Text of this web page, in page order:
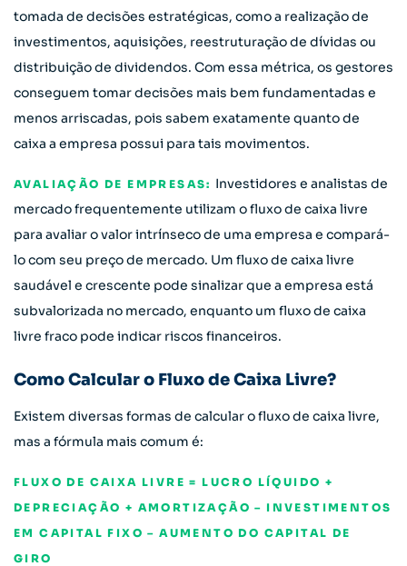
tomada de decisões estratégicas, como a realização de
investimentos, aquisições, reestruturação de dívidas ou
distribuição de dividendos. Com essa métrica, os gestores
conseguem tomar decisões mais bem fundamentadas e
menos arriscadas, pois sabem exatamente quanto de
caixa a empresa possui para tais movimentos.
AVALIAÇÃO DE EMPRESAS: Investidores e analistas de
mercado frequentemente utilizam o fluxo de caixa livre
para avaliar o valor intrínseco de uma empresa e compará-
lo com seu preço de mercado. Um fluxo de caixa livre
saudável e crescente pode sinalizar que a empresa está
subvalorizada no mercado, enquanto um fluxo de caixa
livre fraco pode indicar riscos financeiros.
Como Calcular o Fluxo de Caixa Livre?
Existem diversas formas de calcular o fluxo de caixa livre,
mas a fórmula mais comum é:
FLUXO DE CAIXA LIVRE = LUCRO LÍQUIDO +
DEPRECIAÇÃO + AMORTIZAÇÃO – INVESTIMENTOS
EM CAPITAL FIXO – AUMENTO DO CAPITAL DE
GIRO